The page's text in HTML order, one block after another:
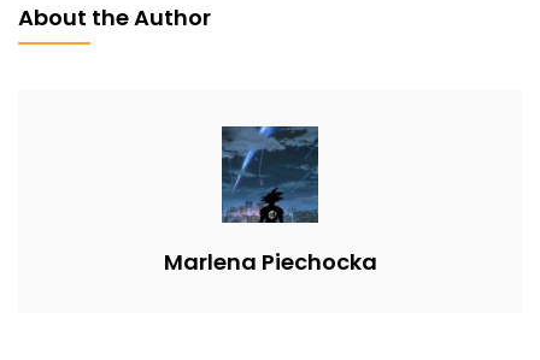
About the Author
Marlena Piechocka